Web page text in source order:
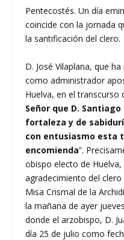
Pentecostés. Un día
coincide con la jornada
la santificación del clero.
D. José Vilaplana, que
como administrador
Huelva, en el transcurso
Señor que D.
fortaleza y de
con entusiasmo esta
encomienda”.
obispo electo de
agradecimiento del
Misa Crismal de la
la mañana de ayer
donde el arzobispo, D.
día 25 de julio como